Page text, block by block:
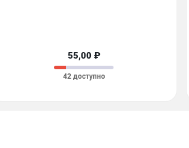
55,00 ₽
42 доступно